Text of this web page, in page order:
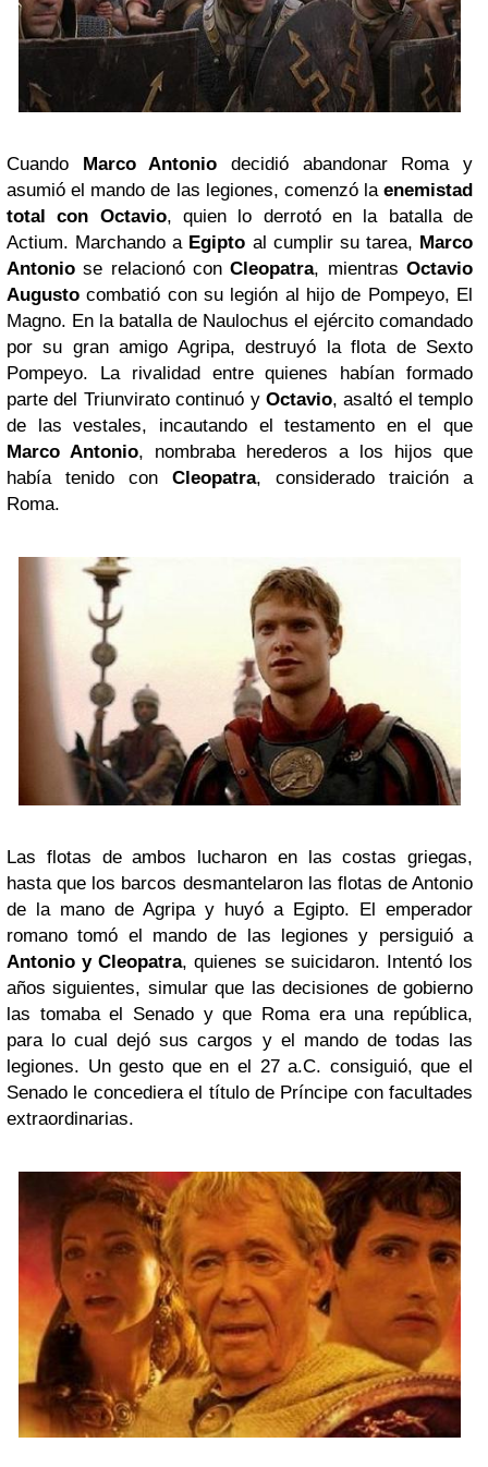
Cuando Marco Antonio decidió abandonar Roma y
asumió el mando de las legiones, comenzó la enemistad
total con Octavio, quien lo derrotó en la batalla de
Actium. Marchando a Egipto al cumplir su tarea, Marco
Antonio se relacionó conCleopatra, mientrasOctavio
Augusto combatió con su legión al hijo de Pompeyo, El
Magno. En la batalla de Naulochus el ejército comandado
por su gran amigo Agripa, destruyó la flota de Sexto
Pompeyo. La rivalidad entre quienes habían formado
parte del Triunvirato continuó y Octavio, asaltó el templo
de las vestales, incautando el testamento en el que
Marco Antonio, nombraba herederos a los hijos que
había tenido con Cleopatra, considerado traición a
Roma.
Las flotas de ambos lucharon en las costas griegas,
hasta que los barcos desmantelaron las flotas de Antonio
de la mano de Agripa y huyó a Egipto. El emperador
romano tomó el mando de las legiones y persiguió a
Antonio y Cleopatra, quienes se suicidaron. Intentó los
años siguientes, simular que las decisiones de gobierno
las tomaba el Senado y que Roma era una república,
para lo cual dejó sus cargos y el mando de todas las
legiones. Un gesto que en el 27 a.C. consiguió, que el
Senado le concediera el título de Príncipe con facultades
extraordinarias.